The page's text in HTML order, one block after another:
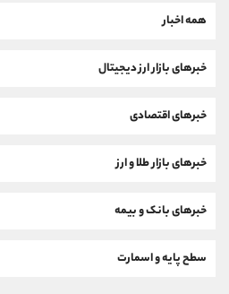
همه اخبار
خبرهای بازار ارز دیجیتال
خبرهای اقتصادی
خبرهای بازار طلا و ارز
خبرهای بانک و بیمه
سطح پایه و اسمارت